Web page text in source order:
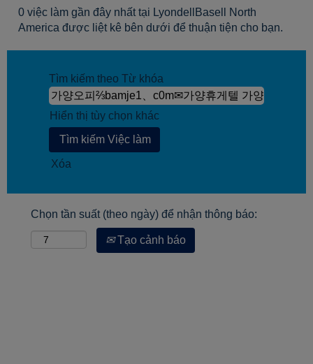
0 việc làm gần đây nhất tại LyondellBasell North
America được liệt kê bên dưới để thuận tiện cho bạn.
Tìm kiếm theo Từ khóa
Hiển thị tùy chọn khác
Xóa
Chọn tần suất (theo ngày) để nhận thông báo:
Tạo cảnh báo